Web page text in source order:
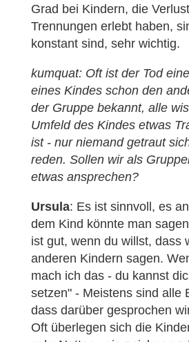
Grad bei Kindern, die
Trennungen erlebt haben,
konstant sind, sehr wichtig.
kumquat: Oft ist der Tod
eines Kindes schon den
der Gruppe bekannt, alle
Umfeld des Kindes etwas
ist - nur niemand getraut
reden. Sollen wir als
etwas ansprechen?
Ursula: Es ist sinnvoll, es
dem Kind könnte man
ist gut, wenn du willst, dass
anderen Kindern sagen.
mach ich das - du kannst
setzen" - Meistens sind alle
dass darüber gesprochen
Oft überlegen sich die